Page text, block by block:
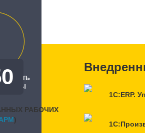
БАЛЛЫ
РАБОЧИХ
)
1С:ERP.